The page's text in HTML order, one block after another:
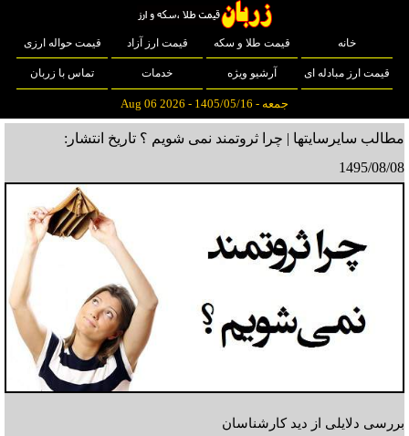
خانه قیمت طلا و سکه قیمت ارز آزاد قیمت حواله ارزی
قیمت ارز مبادله ای آرشیو ویژه خدمات تماس با زربان
جمعه - 1405/05/16 - Aug 06 2026
مطالب سایرسایتها | چرا ثروتمند نمی شویم ؟ تاریخ انتشار:
1495/08/08
بررسی دلایلی از دید کارشناسان